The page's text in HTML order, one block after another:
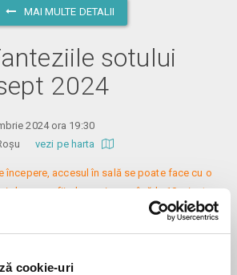
cookie-uri
MAI MULTE DETALII
sotului
2024
2024 ora 19:30
Roșu vezi pe harta
începere, accesul în sală se poate face cu o
devreme, fiind permis cu până la 10 minute
se realizează la mese de 2 (nr. limitat), 3
nr. de telefon 0773 825 249.